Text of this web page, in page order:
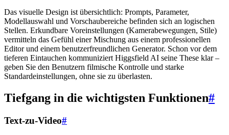
Das visuelle Design ist übersichtlich: Prompts, Parameter,
Modellauswahl und Vorschaubereiche befinden sich an logischen
Stellen. Erkundbare Voreinstellungen (Kamerabewegungen, Stile)
vermitteln das Gefühl einer Mischung aus einem professionellen
Editor und einem benutzerfreundlichen Generator. Schon vor dem
tieferen Eintauchen kommuniziert Higgsfield AI seine These klar –
geben Sie den Benutzern filmische Kontrolle und starke
Standardeinstellungen, ohne sie zu überlasten.
Tiefgang in die wichtigsten Funktionen#
Text-zu-Video#